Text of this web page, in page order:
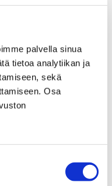
palvella sinua
tietoa analytiikan ja
sekä
Osa